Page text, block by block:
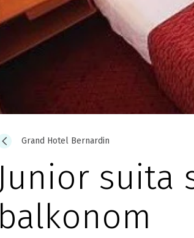
Grand Hotel Bernardin
Junior suita
balkonom